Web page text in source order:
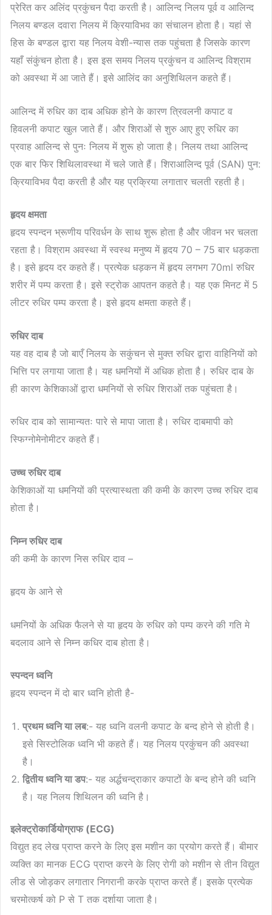
प्रेरित कर अलिंद प्रकुंचन पैदा करती है। आलिन्द निलय पूर्व व आलिन्द
निलय बण्डल दवारा निलय में क्रियाविभव का संचालन होता है। यहां से
हिस के बण्डल द्वारा यह निलय वेशी-न्यास तक पहुंचता है जिसके कारण
यहाँ संकुंचन होता है। इस इस समय निलय प्रकुंचन व आलिन्द विश्राम
को अवस्था में आ जाते हैं। इसे आलिंद का अनुशिथिलन कहते हैं।
आलिन्द में रुधिर का दाब अधिक होने के कारण त्रिवलनी कपाट व
हिवलनी कपाट खुल जाते हैं। और शिराओं से शुरु आए हुए रुधिर का
प्रवाह आलिन्द से पुनः निलय में शुरू हो जाता है। निलय तथा आलिन्द
एक बार फिर शिथिलावस्था में चले जाते हैं। शिराआलिन्द पूर्व (SAN) पुन:
क्रियाविभव पैदा करती है और यह प्रक्रिया लगातार चलती रहती है।
हृदय क्षमता
हृदय स्पन्दन भ्रूणीय परिवर्धन के साथ शुरू होता है और जीवन भर चलता
रहता है। विश्राम अवस्था में स्वस्थ मनुष्य में हृदय 70 – 75 बार धड़कता
है। इसे हृदय दर कहते हैं। प्रत्येक धड़कन में हृदय लगभग 70ml रुधिर
शरीर में पम्प करता है। इसे स्ट्रोक आपतन कहते है। यह एक मिनट में 5
लीटर रुधिर पम्प करता है। इसे हृदय क्षमता कहते हैं।
रुधिर दाब
यह वह दाब है जो बाएँ निलय के सकुंचन से मुक्त रुधिर द्वारा वाहिनियों को
भित्ति पर लगाया जाता है। यह धमनियों में अधिक होता है। रुधिर दाब के
ही कारण केशिकाओं द्वारा धमनियों से रुधिर शिराओं तक पहुंचता है।
रुधिर दाब को सामान्यतः पारे से मापा जाता है। रुधिर दाबमापी को
स्फिग्नोमेनोमीटर कहते हैं।
उच्च रुधिर दाब
केशिकाओं या धमनियों की प्रत्यास्थता की कमी के कारण उच्च रुधिर दाब
होता है।
निम्न रुधिर दाब
की कमी के कारण निस रुधिर दाव –
हृदय के आने से
धमनियों के अधिक फैलने से या हृदय के रुधिर को पम्प करने की गति मे
बदलाव आने से निम्न कधिर दाब होता है।
स्पन्दन ध्वनि
हृदय स्पन्दन में दो बार ध्वनि होती है-
प्रथम ध्वनि या लब:- यह ध्वनि वलनी कपाट के बन्द होने से होती है।
इसे सिस्टोलिक ध्वनि भी कहते हैं। यह निलय प्रकुंचन की अवस्था
है।
द्वितीय ध्वनि या डप:- यह अर्द्धचन्द्राकार कपाटों के बन्द होने की ध्वनि
है। यह निलय शिथिलन की ध्वनि है।
इलेक्ट्रोकार्डियोग्राफ (ECG)
विद्युत हद लेख प्राप्त करने के लिए इस मशीन का प्रयोग करते हैं। बीमार
व्यक्ति का मानक ECG प्राप्त करने के लिए रोगी को मशीन से तीन विद्युत
लीड से जोड़कर लगातार निगरानी करके प्राप्त करते हैं। इसके प्रत्येक
चरमोत्कर्ष को P से T तक दर्शाया जाता है।